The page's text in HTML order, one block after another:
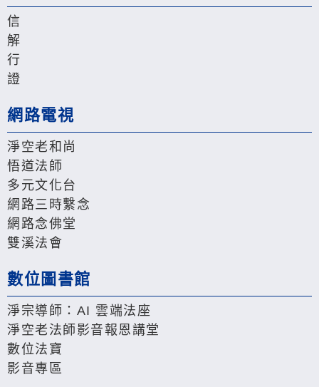
信
解
行
證
網路電視
淨空老和尚
悟道法師
多元文化台
網路三時繫念
網路念佛堂
雙溪法會
數位圖書館
淨宗導師：AI 雲端法座
淨空老法師影音報恩講堂
數位法寶
影音專區